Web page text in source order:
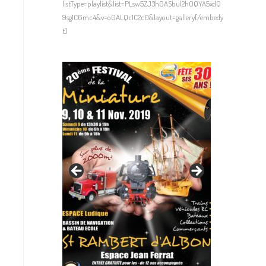
listType=playlist&list=PLsw5ZJ3hGASbul2h0QYA5xdQ
9sg1C6mc4&v=o0ALQc1C2c0&layout=gallery[/embedy
t]